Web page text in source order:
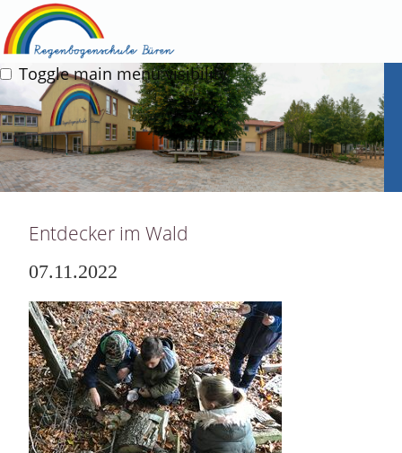
Toggle main menu visibility
Entdecker im Wald
07.11.2022